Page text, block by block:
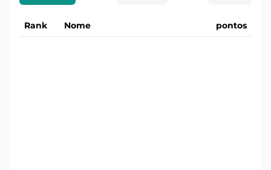
Rank Nome pontos